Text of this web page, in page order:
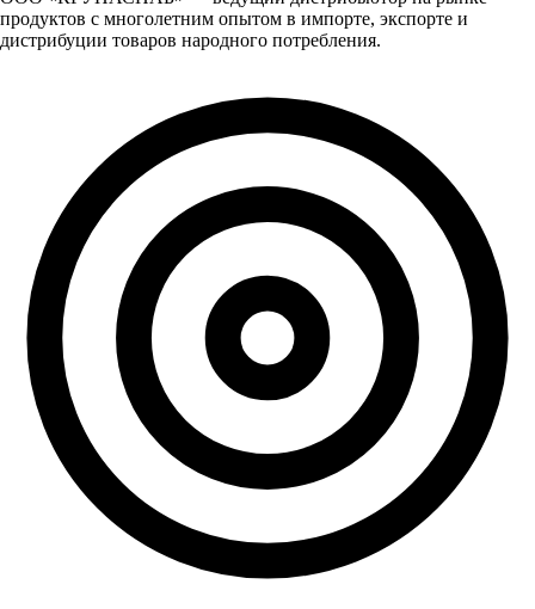
продуктов с многолетним опытом в импорте, экспорте и
дистрибуции товаров народного потребления.